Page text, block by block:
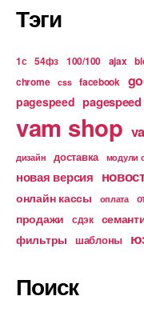
Тэги
1с 54фз 100/100 ajax
chrome css facebook
pagespeed
vam shop
дизайн доставка модули
новая версия
онлайн кассы оплата
продажи сдэк
фильтры шаблоны
Поиск